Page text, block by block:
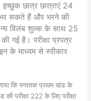
इच्छुक छात्र छात्राएं 24
भर सकते हैं और भरने की
विलंब शुल्क के साथ 25
गई है। परीक्षा प्रपत्र
के माध्यम से स्वीकार
कि स्नातक प्रथम खंड के
की परीक्षा 222 के लिए परीक्षा